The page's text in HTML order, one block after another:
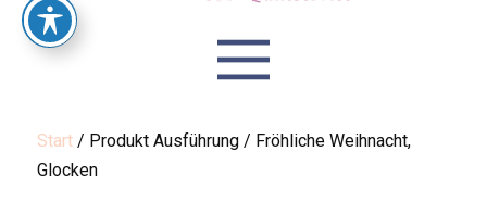
Start / Produkt Ausführung / Fröhliche Weihnacht,
Glocken